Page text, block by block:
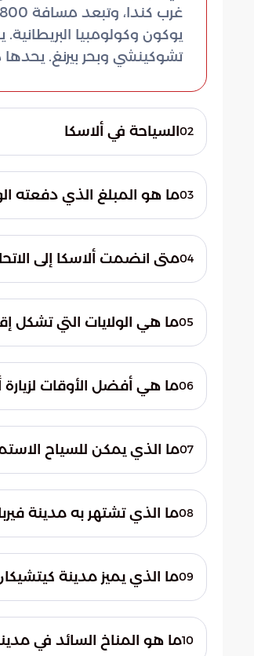
يوكون وكولومبيا
تشوكينشي وبحر بيرنغ.
02السياحة في ألاسكا
الشمالية، والدببة
لزيارة ألاسكا هو بين شهري
03ما هو المبلغ الذي دفعته
04متى انضمت ألاسكا إلى
05ما هي الولايات التي تشكل
06ما هي أفضل الأوقات لزيارة
07ما الذي يمكن للسياح
08ما الذي تشتهر به مدينة
09ما الذي يميز مدينة
10ما هو المناخ السائد في